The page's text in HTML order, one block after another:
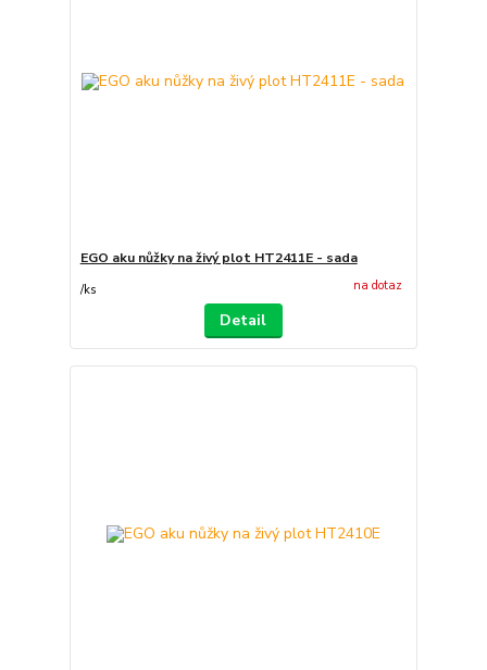
EGO aku nůžky na živý plot HT2411E - sada
/ks na dotaz
Detail